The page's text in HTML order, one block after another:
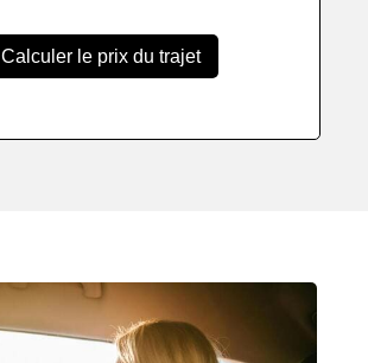
Calculer le prix du trajet